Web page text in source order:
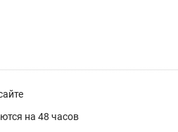
на 48 часов